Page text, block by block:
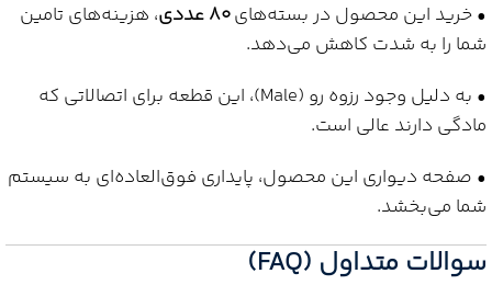
• خرید این محصول در بسته‌های80 عددی
، هزینه‌های تامین
شما را به شدت کاهش می‌دهد.
• به دلیل وجود رزوه رو (Male)، این قطعه برای اتصالاتی که
مادگی دارند عالی است.
• صفحه دیواری این محصول، پایداری فوق‌العاده‌ای به سیستم
شما می‌بخشد.
سوالات متداول (FAQ)